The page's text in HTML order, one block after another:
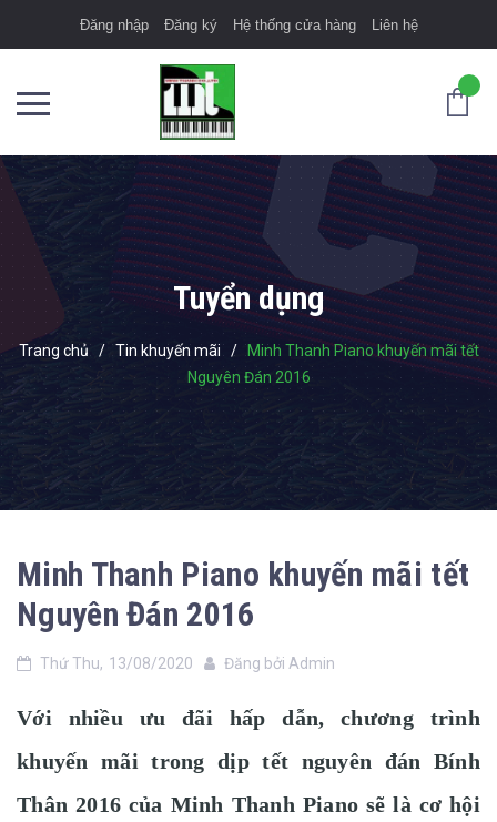
Đăng nhập Đăng ký Hệ thống cửa hàng Liên hệ
Tuyển dụng
Trang chủ / Tin khuyến mãi / Minh Thanh Piano khuyến mãi tết
Nguyên Đán 2016
Minh Thanh Piano khuyến mãi tết
Nguyên Đán 2016
Thứ Thu, 13/08/2020 Đăng bởi Admin
Với nhiều ưu đãi hấp dẫn, chương trình
khuyến mãi trong dịp tết nguyên đán Bính
Thân 2016 của Minh Thanh Piano sẽ là cơ hội